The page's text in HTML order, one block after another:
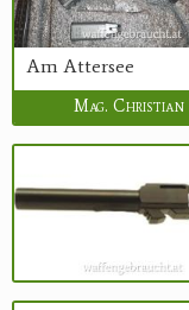
Am Attersee
Mag. Christian